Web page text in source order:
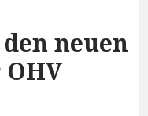
neuen